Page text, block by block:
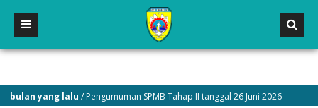
yang lalu/ Pengumuman SPMB Tahap II tanggal 26 Juni 2026